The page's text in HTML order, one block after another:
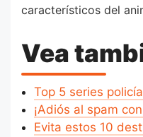
característicos del
Vea
Top 5 series
¡Adiós al spam
Evita estos 10